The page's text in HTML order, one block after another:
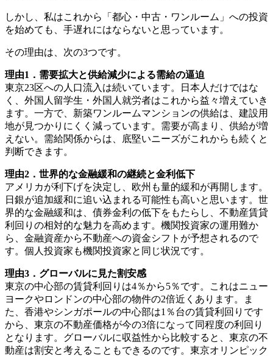
しかし、私はこれから「都心・中古・ワンルーム」への投資
を始めても、手遅れにはならないと思っています。
その理由は、次の3つです。
理由1．需要拡大と供給減少による需給の逼迫
東京23区への人口流入は続いています。日本人だけではな
く、外国人留学生・外国人就労者はこれから益々増えていき
ます。一方で、新築ワンルームマンションの供給は、建設用
地が見つかりにくく減っています。需要が高まり、供給が増
えない。需給関係からは、底堅いニーズがこれからも続くと
判断できます。
理由2．世界的な金融緩和の継続と金利低下
アメリカが利下げを決定し、欧州も量的緩和が再開します。
日銀が追加緩和に追い込まれる可能性も高いと思います。世
界的な金融緩和は、債券金利の低下をもたらし、不動産賃貸
利回りの相対的な魅力を高めます。機関投資家の運用難か
ら、金融資産から不動産への資金シフトが予想されるので
す。個人投資家も機関投資家と同じ状況です。
理由3．グローバルに見た割安感
東京の中心部の賃貸利回りは4％から5％です。これはニュー
ヨークやロンドンの中心部の物件の2倍近くあります。ま
た、香港やシンガポールの中心部は1％台の賃貸利回りです
から、東京の不動産価格が今の3倍になって同程度の利回り
となります。グローバルに収益性から比較すると、東京の不
動産は割安と考えることもできるのです。東京オリンピック